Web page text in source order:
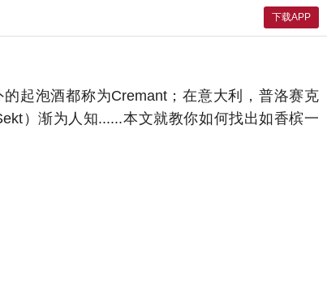
下载APP
的起泡酒都称为Cremant；在意大利，普洛赛克
）渐为人知......本文就教你如何找出如香槟一